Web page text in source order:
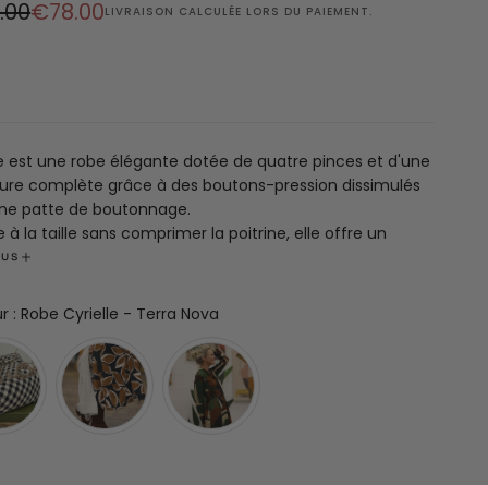
Prix
€78.00LIVRAISON CALCULÉE LORS DU PAIEMENT.
est une robe élégante dotée de quatre pinces et d'une
complète grâce à des boutons-pression dissimulés
patte de boutonnage.
à la taille sans comprimer la poitrine, elle offre un
se terminant par des poignets doublés,
mis en valeur lorsqu’ils sont repliés.
: 80% viscose -20% lycra
française, dans notre atelier à Roubaix.
: Robe Cyrielle - Terra Nova